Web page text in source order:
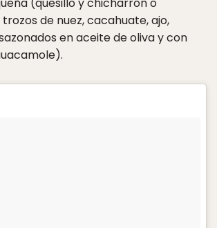
de nuez, cacahuate, ajo,
en aceite de oliva y con